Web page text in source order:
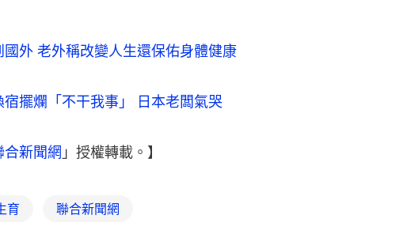
國外 老外稱改變人生還保佑身體健康
宿擺爛「不干我事」 日本老闆氣哭
合新聞網 」授權轉載。】
育 聯合新聞網